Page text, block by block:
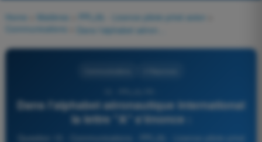
Home Matières PPL(A) - Licence pilote privé avion
Communications
Dans l'alphabet aéronautique international
la lettre "A" s'énonce :